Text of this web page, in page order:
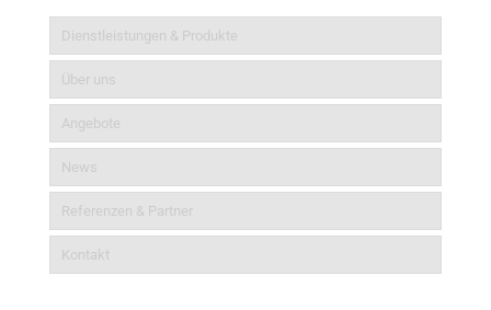
Dienstleistungen & Produkte
Über uns
Angebote
News
Referenzen & Partner
Kontakt